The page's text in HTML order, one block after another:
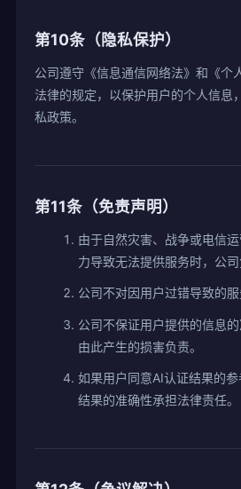
第10条（隐私保护）
公司遵守《信息通信网络法》和《个
法律的规定，以保护用户的个人信息
私政策。
第11条（免责声明）
由于自然灾害、战争或电信
力导致无法提供服务时，公司
公司不对因用户过错导致的服
公司不保证用户提供的信息
由此产生的损害负责。
如果用户同意AI认证结果的
结果的准确性承担法律责任。